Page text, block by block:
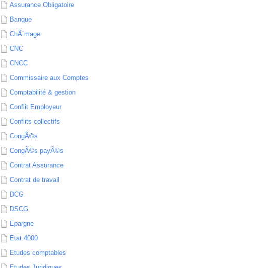
Assurance Obligatoire
Banque
ChÃ´mage
CNC
CNCC
Commissaire aux Comptes
Comptabilité & gestion
Conflit Employeur
Conflits collectifs
CongÃ©s
CongÃ©s payÃ©s
Contrat Assurance
Contrat de travail
DCG
DSCG
Epargne
Etat 4000
Etudes comptables